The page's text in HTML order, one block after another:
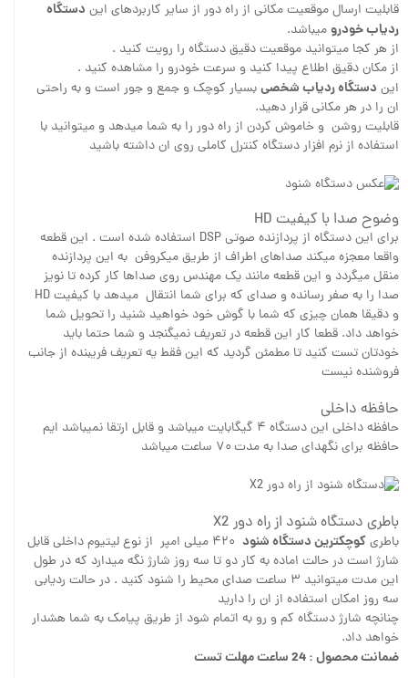
قابلیت ارسال موقعیت مکانی از راه دور از سایر کاربردهای این دستگاه
ردیاب خودرومیباشد.
از هر کجا میتوانید موقعیت دقیق دستگاه را رویت کنید .
از مکان دقیق اطلاع پیدا کنید و سرعت خودرو را مشاهده کنید .
این دستگاه ردیاب شخصیبسیار کوچک و جمع و جور است و به راحتی
ان را در هر مکانی قرار دهید.
قابلیت روشن و خاموش کردن از راه دور را به شما میدهد و میتوانید با
استفاده از نرم افزار دستگاه کنترل کاملی روی ان داشته باشید
وضوح صدا با کیفیت HD
برای این دستگاه از پردازنده صوتی DSP استفاده شده است . این قطعه
واقعا معجزه میکند صداهای اطراف از طریق میکروفن به این پردازنده
منقل میگردد و این قطعه مانند یک مهندس روی صداها کار کرده تا نویز
صدا را به صفر رسانده و صدای که برای شما انتقال میدهد با کیفیت HD
و دقیقا همان چیزی که شما با گوش خود خواهید شنید را تحویل شما
خواهد داد. قطعا کار این قطعه در تعریف نمیگنجد و شما حتما باید
خودتان تست کنید تا مطمئن گردید که این فقط یه تعریف فریبنده از جانب
فروشنده نیست
حافظه داخلی
حافظه داخلی این دستگاه ۴ گیگابایت میباشد و قابل ارتقا نمیباشد ایم
حافظه برای نگهدای صدا به مدت ۷۰ ساعت میباشد
باطری دستگاه شنود از راه دور X2
باطریکوچکترین دستگاه شنود
۴۲۰ میلی امپر از نوع لیتیوم داخلی قابل
شارژ است در حالت اماده به کار دو تا سه روز شارژ نگه میدارد که در طول
این مدت میتوانید ۳ ساعت صدای محیط را شنود کنید . در حالت ردیابی
سه روز امکان استفاده از ان را دارید
چنانچه شارژ دستگاه کم و رو به اتمام شود از طریق پیامک به شما هشدار
خواهد داد.
ضمانت محصول : 24 ساعت مهلت تست